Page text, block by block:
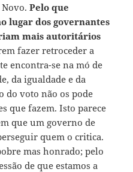
Pelo que
lugar dos governantes
mais autoritários
fazer retroceder a
encontra-se na mó de
da igualdade e da
do voto não os pode
que fazem. Isto parece
que um governo de
quem o critica.
mas honrado; pelo
de que estamos a